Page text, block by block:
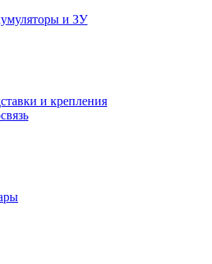
и ЗУ
и крепления